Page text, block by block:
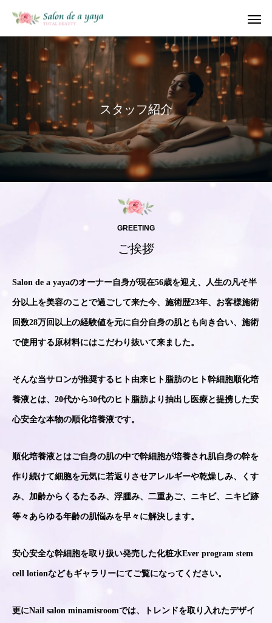
ス タ ッ フ紹介
GREETING
ご挨拶
Salon de a yayaのオーナー自身が現在56歳を迎え、人生の凡そ半
分以上を美容のことで過ごして来た今、施術歴23年、お客様施術
回数28万回以上の経験値を元に自分自身の肌とも向き合い、施術
で使用する原材料にはこだわり抜いて来ました。
そんな当サロンが推奨するヒト由来ヒト脂肪のヒト幹細胞順化培
養液とは、20代から30代のヒト脂肪より抽出し医療と提携した安
心安全な本物の順化培養液です。
順化培養液とはご自身の肌の中で幹細胞が培養され肌自身の幹を
作り続けて細胞を元気に若返りさせアレルギーや乾燥しみ、くす
み、加齢からくるたるみ、浮腫み、二重あご、ニキビ、ニキビ跡
等々あらゆる年齢の肌悩みを早々に解決します。
安心安全な幹細胞を取り扱い発売した化粧水Ever program stem
cell lotionなどもギャラリーにてご覧になってください。
更にNail salon minamisroomでは、トレンドを取り入れたデザイ